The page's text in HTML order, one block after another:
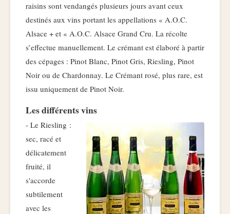
raisins sont vendangés plusieurs jours avant ceux
destinés aux vins portant les appellations « A.O.C.
Alsace + et « A.O.C. Alsace Grand Cru. La récolte
s’effectue manuellement. Le crémant est élaboré à partir
des cépages : Pinot Blanc, Pinot Gris, Riesling, Pinot
Noir ou de Chardonnay. Le Crémant rosé, plus rare, est
issu uniquement de Pinot Noir.
Les différents vins
- Le Riesling :
sec, racé et
délicatement
fruité, il
s'accorde
subtilement
avec les